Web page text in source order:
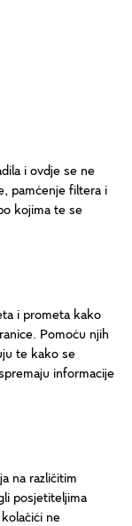
i ovdje se ne
pamćenje filtera i
kojima te se
i prometa kako
Pomoću njih
te kako se
informacije
na različitim
posjetiteljima
ne